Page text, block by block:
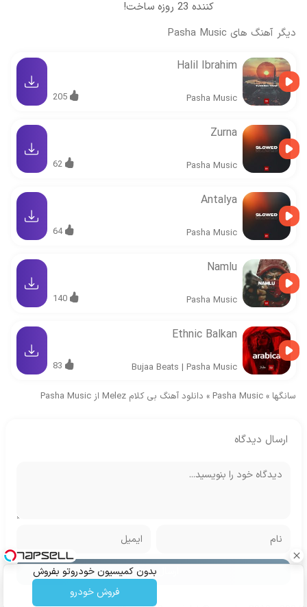
کننده 23 روزه ساخت!
دیگر آهنگ های Pasha Music
Halil Ibrahim
Pasha Music
205
Zurna
Pasha Music
62
Antalya
Pasha Music
64
Namlu
Pasha Music
140
Ethnic Balkan
Bujaa Beats | Pasha Music
83
سانگها »
Pasha Music
» دانلود آهنگ بی کلام Melez از Pasha Music
ارسال دیدگاه
بدون کمیسیون خودروتو بفروش
فروش خودرو